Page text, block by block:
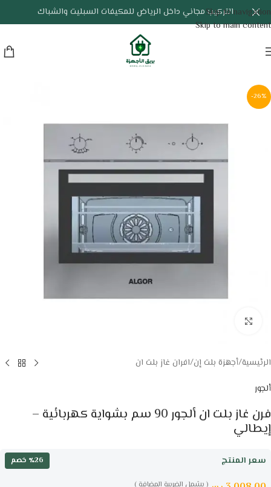
Skip to navigation
Skip to main content
التركيب مجاني داخل الرياض للمكيفات السبليت والشباك
-26%
الرئيسية/أجهزة بلت إن/افران غاز بلت ان
ألجور
فرن غاز بلت ان ألجور 90 سم بشواية كهربائية –
إيطالي
سعر المنتج ٪26 خصم
( يشمل الضريبة المضافة )